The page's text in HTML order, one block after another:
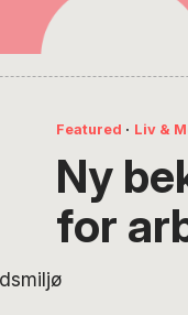
Featured · Liv &
Ny
for